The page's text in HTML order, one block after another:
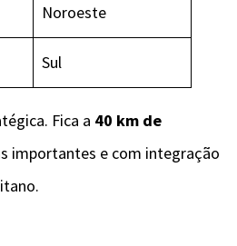
Noroeste
Sul
Fica a 40 km de
importantes e com integração